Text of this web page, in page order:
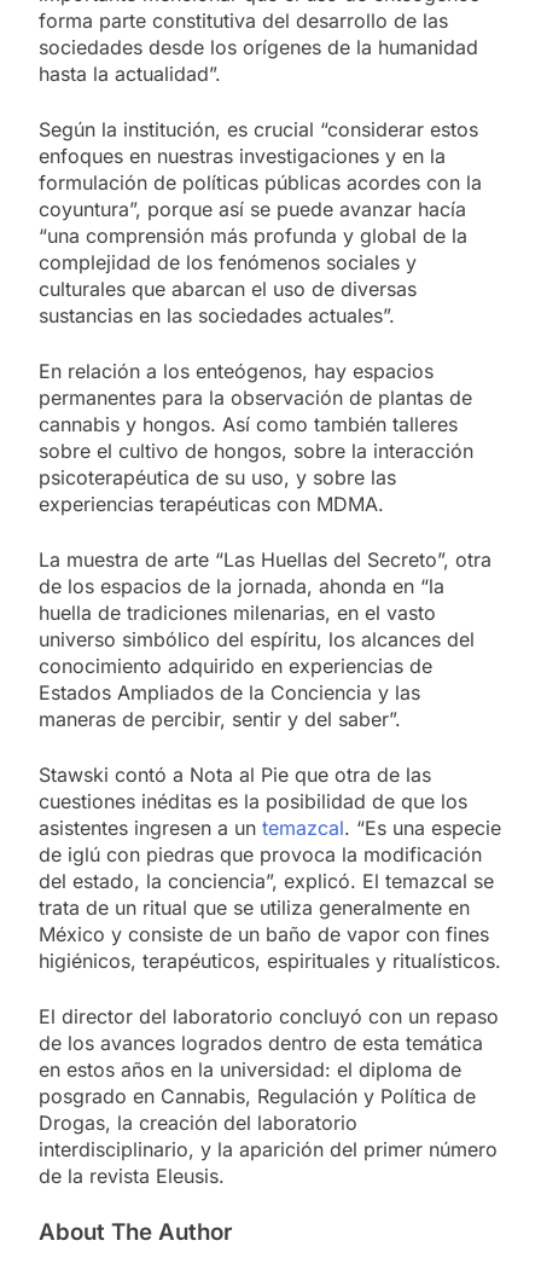
forma parte constitutiva del desarrollo de las
sociedades desde los orígenes de la humanidad
hasta la actualidad”.
Según la institución, es crucial “considerar estos
enfoques en nuestras investigaciones y en la
formulación de políticas públicas acordes con la
coyuntura”, porque así se puede avanzar hacía
“una comprensión más profunda y global de la
complejidad de los fenómenos sociales y
culturales que abarcan el uso de diversas
sustancias en las sociedades actuales”.
En relación a los enteógenos, hay espacios
permanentes para la observación de plantas de
cannabis y hongos. Así como también talleres
sobre el cultivo de hongos, sobre la interacción
psicoterapéutica de su uso, y sobre las
experiencias terapéuticas con MDMA.
La muestra de arte “Las Huellas del Secreto”, otra
de los espacios de la jornada, ahonda en “la
huella de tradiciones milenarias, en el vasto
universo simbólico del espíritu, los alcances del
conocimiento adquirido en experiencias de
Estados Ampliados de la Conciencia y las
maneras de percibir, sentir y del saber”.
Stawski contó a Nota al Pie que otra de las
cuestiones inéditas es la posibilidad de que los
asistentes ingresen a un temazcal. “Es una especie
de iglú con piedras que provoca la modificación
del estado, la conciencia”, explicó. El temazcal se
trata de un ritual que se utiliza generalmente en
México y consiste de un baño de vapor con fines
higiénicos, terapéuticos, espirituales y ritualísticos.
El director del laboratorio concluyó con un repaso
de los avances logrados dentro de esta temática
en estos años en la universidad: el diploma de
posgrado en Cannabis, Regulación y Política de
Drogas, la creación del laboratorio
interdisciplinario, y la aparición del primer número
de la revista Eleusis.
About The Author